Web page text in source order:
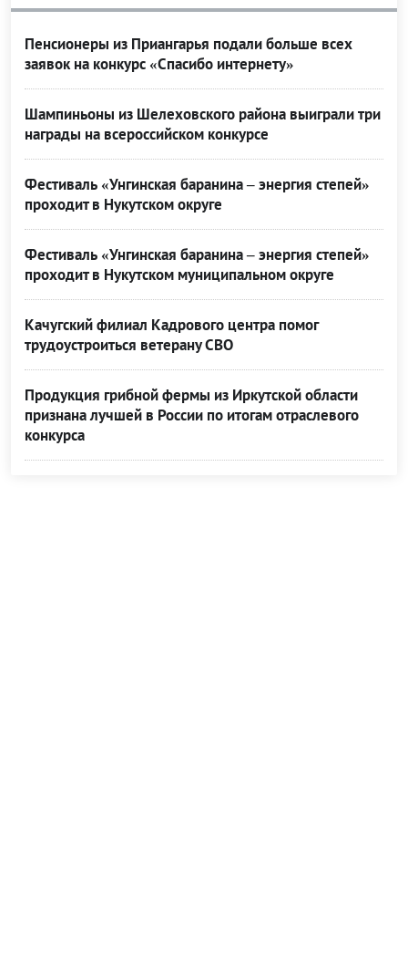
Пенсионеры из Приангарья подали больше всех
заявок на конкурс «Спасибо интернету»
Шампиньоны из Шелеховского района выиграли три
награды на всероссийском конкурсе
Фестиваль «Унгинская баранина – энергия степей»
проходит в Нукутском округе
Фестиваль «Унгинская баранина – энергия степей»
проходит в Нукутском муниципальном округе
Качугский филиал Кадрового центра помог
трудоустроиться ветерану СВО
Продукция грибной фермы из Иркутской области
признана лучшей в России по итогам отраслевого
конкурса